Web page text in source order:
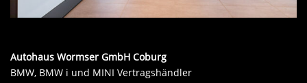
Autohaus Wormser GmbH Coburg
BMW, BMW i und MINI Vertragshändler